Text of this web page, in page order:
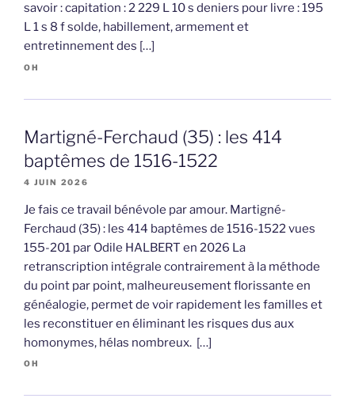
savoir : capitation : 2 229 L 10 s deniers pour livre : 195
L 1 s 8 f solde, habillement, armement et
entretinnement des […]
OH
Martigné-Ferchaud (35) : les 414
baptêmes de 1516-1522
4 JUIN 2026
Je fais ce travail bénévole par amour. Martigné-
Ferchaud (35) : les 414 baptêmes de 1516-1522 vues
155-201 par Odile HALBERT en 2026 La
retranscription intégrale contrairement à la méthode
du point par point, malheureusement florissante en
généalogie, permet de voir rapidement les familles et
les reconstituer en éliminant les risques dus aux
homonymes, hélas nombreux. […]
OH